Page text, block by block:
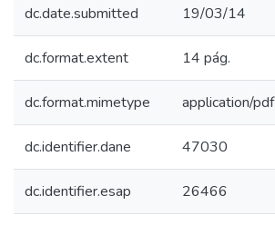
dc.date.submitted 19/03/14
dc.format.extent 14 pág.
dc.format.mimetype application/pdf
dc.identifier.dane 47030
dc.identifier.esap 26466